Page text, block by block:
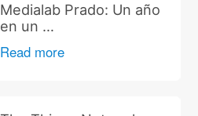
Medialab Prado: Un año
en un …
Read more